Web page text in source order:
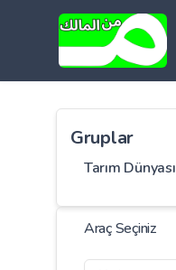
Gruplar
Tarım Dünyası
Araç Seçiniz